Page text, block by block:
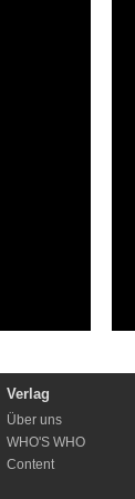
Verlag
Über uns
WHO'S WHO
Content